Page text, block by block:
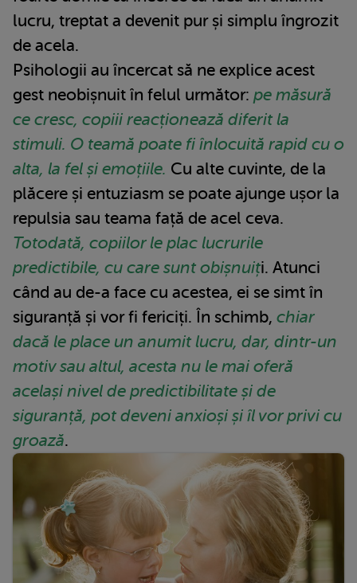
lucru, treptat a devenit pur și simplu îngrozit
de acela.
Psihologii au încercat să ne explice acest
gest neobișnuit în felul următor: pe măsură
ce cresc, copiii reacționează diferit la
stimuli. O teamă poate fi înlocuită rapid cu o
alta, la fel și emoțiile. Cu alte cuvinte, de la
plăcere și entuziasm se poate ajunge ușor la
repulsia sau teama față de acel ceva.
Totodată, copiilor le plac lucrurile
predictibile, cu care sunt obișnuiți. Atunci
când au de-a face cu acestea, ei se simt în
siguranță și vor fi fericiți. În schimb, chiar
dacă le place un anumit lucru, dar, dintr-un
motiv sau altul, acesta nu le mai oferă
același nivel de predictibilitate și de
siguranță, pot deveni anxioși și îl vor privi cu
groază.